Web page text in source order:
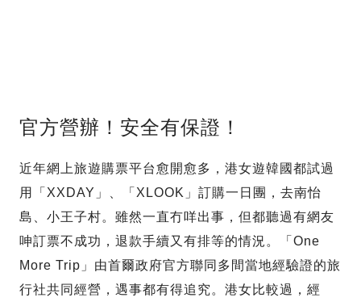
官方營辦！安全有保證！
近年網上旅遊購票平台愈開愈多，港女遊韓國都試過
用「XXDAY」、「XLOOK」訂購一日團，去南怡
島、小王子村。雖然一直冇咩出事，但都聽過有網友
呻訂票不成功，退款手續又有排等的情況。「One
More Trip」由首爾政府官方聯同多間當地經驗證的旅
行社共同經營，遇事都有得追究。港女比較過，經